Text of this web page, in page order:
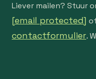
Liever mailen? Stuur
[email protected]
contactformulier.